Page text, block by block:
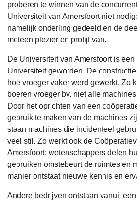
proberen te winnen van de
Universiteit van Amersfoort niet
namelijk onderling gedeeld en de
meteen plezier en profijt van.
De Universiteit van Amersfoort is
Universiteit geworden. De
hoe vroeger vaker werd gewerkt. Zo
boeren vroeger bv. niet alle
Door het oprichten van een
gebruik te maken van de machines
staan machines die incidenteel
veel stil. Zo werkt ook de
Amersfoort: wetenschappers delen
gebruiken omstebeurt de ruimtes en
manier ontstaat nieuwe kennis en
Andere bedrijven ontstaan vanuit